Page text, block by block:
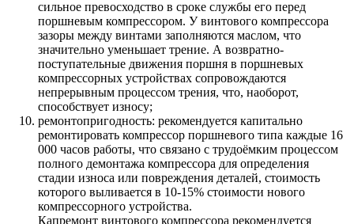
сильное превосходство в сроке службы его перед
поршневым компрессором. У винтового компрессора
зазоры между винтами заполняются маслом, что
значительно уменьшает трение. А возвратно-
поступательные движения поршня в поршневых
компрессорных устройствах сопровождаются
непрерывным процессом трения, что, наоборот,
способствует износу;
ремонтопригодность: рекомендуется капитально
ремонтировать компрессор поршневого типа каждые 16
000 часов работы, что связано с трудоёмким процессом
полного демонтажа компрессора для определения
стадии износа или повреждения деталей, стоимость
которого выливается в 10-15% стоимости нового
компрессорного устройства.
Капремонт винтового компрессора рекомендуется